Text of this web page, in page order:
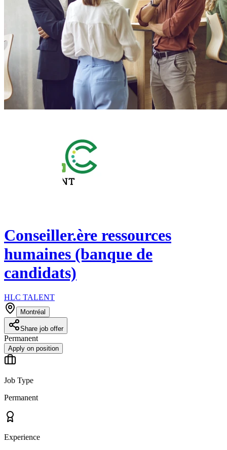
Conseiller.ère ressources
humaines (banque de
candidats)
HLC TALENT
Montréal
Share job offer
Permanent
Apply on position
Job Type
Permanent
Experience